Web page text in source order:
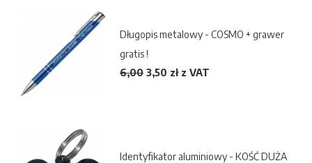
Długopis metalowy - COSMO + grawer
gratis !
6,00 3,50 zł z VAT
Identyfikator aluminiowy - KOŚĆ DUŻA